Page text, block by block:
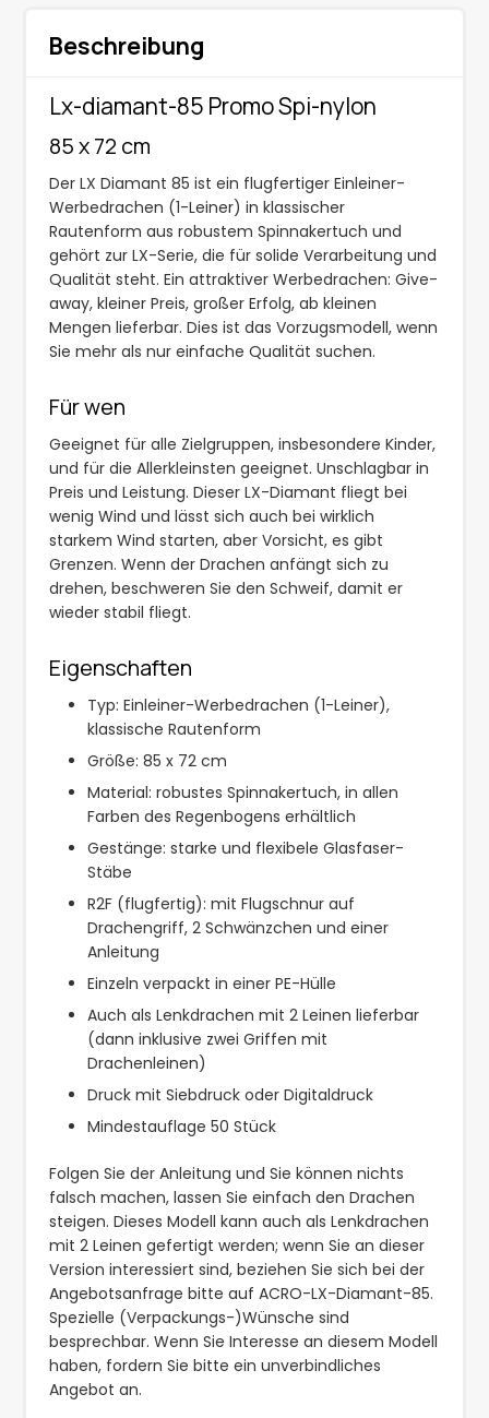
Beschreibung
Lx-diamant-85 Promo Spi-nylon
85 x 72 cm
Der LX Diamant 85 ist ein flugfertiger Einleiner-
Werbedrachen (1-Leiner) in klassischer
Rautenform aus robustem Spinnakertuch und
gehört zur LX-Serie, die für solide Verarbeitung und
Qualität steht. Ein attraktiver Werbedrachen: Give-
away, kleiner Preis, großer Erfolg, ab kleinen
Mengen lieferbar. Dies ist das Vorzugsmodell, wenn
Sie mehr als nur einfache Qualität suchen.
Für wen
Geeignet für alle Zielgruppen, insbesondere Kinder,
und für die Allerkleinsten geeignet. Unschlagbar in
Preis und Leistung. Dieser LX-Diamant fliegt bei
wenig Wind und lässt sich auch bei wirklich
starkem Wind starten, aber Vorsicht, es gibt
Grenzen. Wenn der Drachen anfängt sich zu
drehen, beschweren Sie den Schweif, damit er
wieder stabil fliegt.
Eigenschaften
Typ: Einleiner-Werbedrachen (1-Leiner),
klassische Rautenform
Größe: 85 x 72 cm
Material: robustes Spinnakertuch, in allen
Farben des Regenbogens erhältlich
Gestänge: starke und flexibele Glasfaser-
Stäbe
R2F (flugfertig): mit Flugschnur auf
Drachengriff, 2 Schwänzchen und einer
Anleitung
Einzeln verpackt in einer PE-Hülle
Auch als Lenkdrachen mit 2 Leinen lieferbar
(dann inklusive zwei Griffen mit
Drachenleinen)
Druck mit Siebdruck oder Digitaldruck
Mindestauflage 50 Stück
Folgen Sie der Anleitung und Sie können nichts
falsch machen, lassen Sie einfach den Drachen
steigen. Dieses Modell kann auch als Lenkdrachen
mit 2 Leinen gefertigt werden; wenn Sie an dieser
Version interessiert sind, beziehen Sie sich bei der
Angebotsanfrage bitte auf ACRO-LX-Diamant-85.
Spezielle (Verpackungs-)Wünsche sind
besprechbar. Wenn Sie Interesse an diesem Modell
haben, fordern Sie bitte ein unverbindliches
Angebot an.